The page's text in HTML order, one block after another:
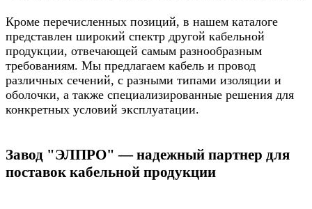
Кроме перечисленных позиций, в нашем каталоге
представлен широкий спектр другой кабельной
продукции, отвечающей самым разнообразным
требованиям. Мы предлагаем кабель и провод
различных сечений, с разными типами изоляции и
оболочки, а также специализированные решения для
конкретных условий эксплуатации.
Завод "ЭЛПРО" — надежный партнер для
поставок кабельной продукции